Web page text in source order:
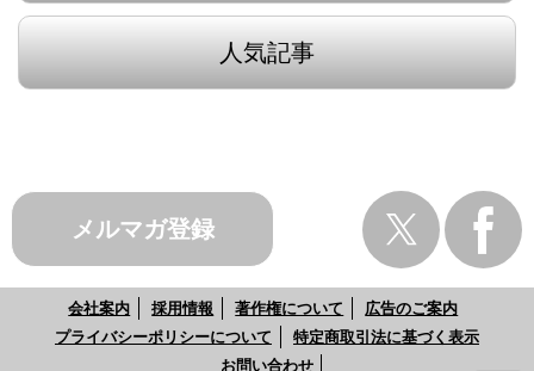
人気記事
メルマガ登録
会社案内 採用情報 著作権について
広告のご案内
プライバシーポリシーについて
特定商取引法に基づく表示
お問い合わせ